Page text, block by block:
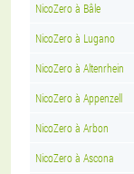
NicoZero à Bâle
NicoZero à Lugano
NicoZero à Altenrhein
NicoZero à Appenzell
NicoZero à Arbon
NicoZero à Ascona